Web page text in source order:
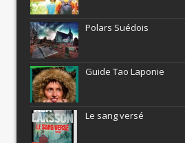
Polars Suédois
Guide Tao Laponie
Le sang versé